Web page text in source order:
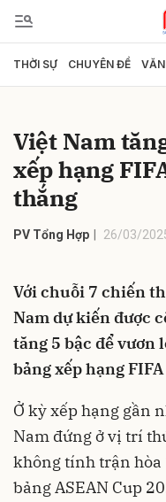
THỜI SỰ CHUYÊN ĐỀ
Việt Nam
xếp hạng
thắng
PV Tổng Hợp 26/03/
Với chuỗi 7 chiến
Nam dự kiến được
tăng 5 bậc để vươn
bảng xếp hạng
Ở kỳ xếp hạng gần
Nam đứng ở vị trí
không tính trận
bảng ASEAN Cup
Gửi bình luận